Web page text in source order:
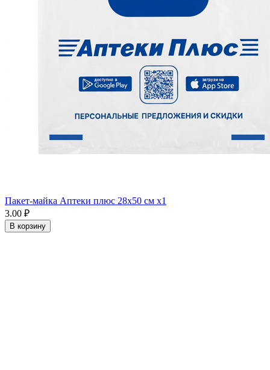
Пакет-майка Аптеки плюс 28х50 см x1
3.00 ₽
В корзину